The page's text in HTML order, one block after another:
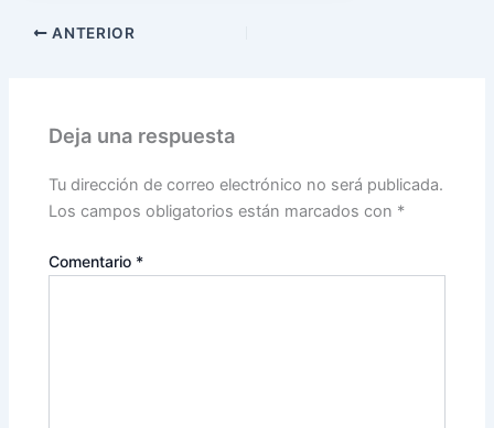
ANTERIOR
Deja una respuesta
Tu dirección de correo electrónico no será publicada.
Los campos obligatorios están marcados con *
Comentario *